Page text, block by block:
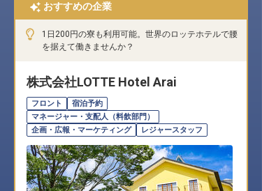
おすすめの企業
1日200円の寮も利用可能。世界のロッテホテルで腰
を据えて働きませんか？
株式会社LOTTE Hotel Arai
フロント
宿泊予約
マネージャー・支配人（料飲部門）
企画・広報・マーケティング
レジャースタッフ